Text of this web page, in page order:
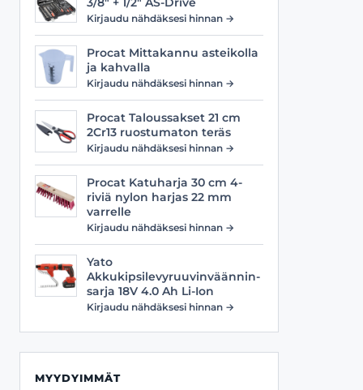
Viilat
Työasusteet
Vyöt
Kirjaudu nähdäksesi hinnan →
Procat Mittakannu asteikolla
ja kahvalla
Kirjaudu nähdäksesi hinnan →
Procat Taloussakset 21 cm
2Cr13 ruostumaton teräs
Kirjaudu nähdäksesi hinnan →
Procat Katuharja 30 cm 4-
riviä nylon harjas 22 mm
varrelle
Kirjaudu nähdäksesi hinnan →
Yato
Akkukipsilevyruuvinväännin-
sarja 18V 4.0 Ah Li-Ion
Kirjaudu nähdäksesi hinnan →
MYYDYIMMÄT